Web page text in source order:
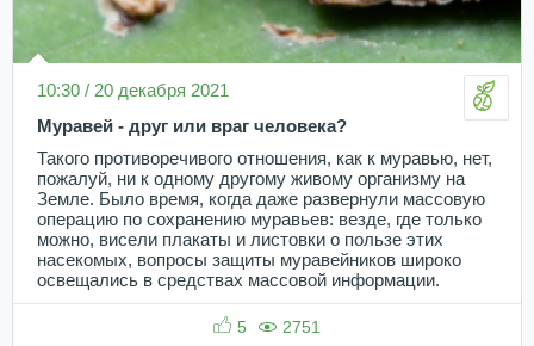
10:30 / 20 декабря 2021
Муравей - друг или враг человека?
Такого противоречивого отношения, как к муравью, нет,
пожалуй, ни к одному другому живому организму на
Земле. Было время, когда даже развернули массовую
операцию по сохранению муравьев: везде, где только
можно, висели плакаты и листовки о пользе этих
насекомых, вопросы защиты муравейников широко
освещались в средствах массовой информации.
5 2751